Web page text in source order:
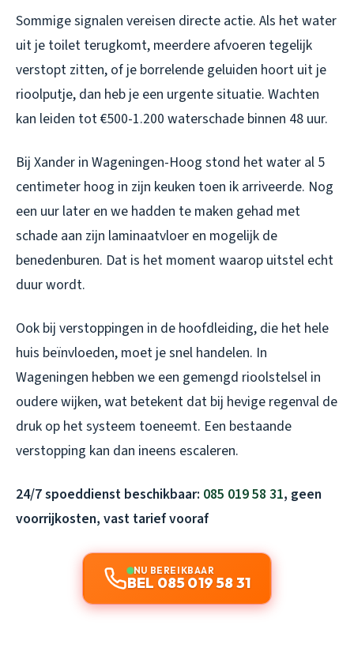
Sommige signalen vereisen directe actie. Als het water
uit je toilet terugkomt, meerdere afvoeren tegelijk
verstopt zitten, of je borrelende geluiden hoort uit je
rioolputje, dan heb je een urgente situatie. Wachten
kan leiden tot €500-1.200 waterschade binnen 48 uur.
Bij Xander in Wageningen-Hoog stond het water al 5
centimeter hoog in zijn keuken toen ik arriveerde. Nog
een uur later en we hadden te maken gehad met
schade aan zijn laminaatvloer en mogelijk de
benedenburen. Dat is het moment waarop uitstel echt
duur wordt.
Ook bij verstoppingen in de hoofdleiding, die het hele
huis beïnvloeden, moet je snel handelen. In
Wageningen hebben we een gemengd rioolstelsel in
oudere wijken, wat betekent dat bij hevige regenval de
druk op het systeem toeneemt. Een bestaande
verstopping kan dan ineens escaleren.
24/7 spoeddienst beschikbaar: 085 019 58 31, geen
voorrijkosten, vast tarief vooraf
NU BEREIKBAAR
BEL 085 019 58 31